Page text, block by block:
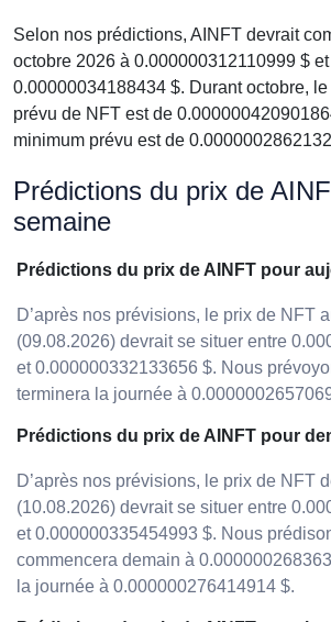
Selon nos prédictions, AINFT devrait
octobre 2026 à 0.000000312110999 $
0.00000034188434 $. Durant octobre,
prévu de NFT est de
minimum prévu est de
Prédictions du prix de
semaine
Prédictions du prix de AINFT pour
D’après nos prévisions, le prix de NFT
(09.08.2026) devrait se situer entre
et 0.000000332133656 $. Nous
terminera la journée à
Prédictions du prix de AINFT pour
D’après nos prévisions, le prix de NFT
(10.08.2026) devrait se situer entre
et 0.000000335454993 $. Nous
commencera demain à
la journée à 0.000000276414914 $.